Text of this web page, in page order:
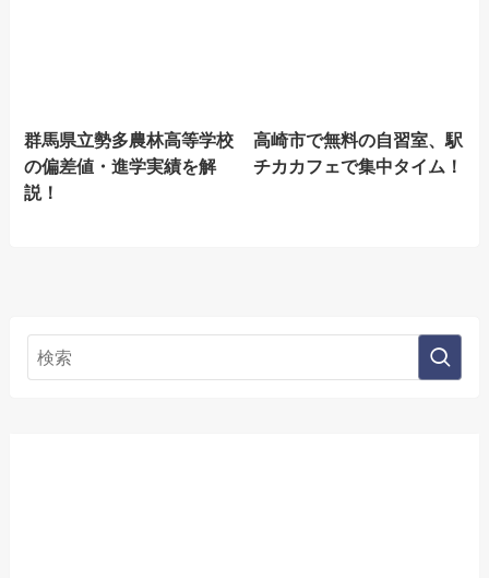
群馬県立勢多農林高等学校
の偏差値・進学実績を解
説！
高崎市で無料の自習室、駅
チカカフェで集中タイム！